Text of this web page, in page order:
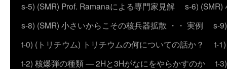
s-5) (SMR) Prof. Ramanaによる専門家見解
s-6) (SMR)
s-8) (SMR) 小さいからこその核兵器拡散 ・・ 実例
s-
t-0) (トリチウム) トリチウムの何についての話か？
t-
t-2) 核爆弾の種類 ― 2Hと3Hがなにをやらかすのか
t-